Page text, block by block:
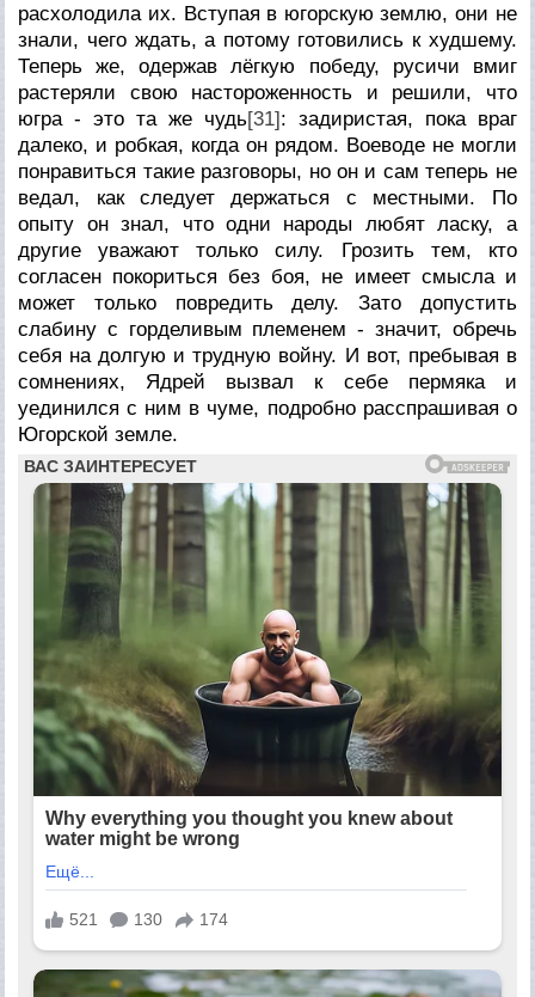
расхолодила их. Вступая в югорскую землю, они не
знали, чего ждать, а потому готовились к худшему.
Теперь же, одержав лёгкую победу, русичи вмиг
растеряли свою настороженность и решили, что
югра - это та же чудь[31]: задиристая, пока враг
далеко, и робкая, когда он рядом. Воеводе не могли
понравиться такие разговоры, но он и сам теперь не
ведал, как следует держаться с местными. По
опыту он знал, что одни народы любят ласку, а
другие уважают только силу. Грозить тем, кто
согласен покориться без боя, не имеет смысла и
может только повредить делу. Зато допустить
слабину с горделивым племенем - значит, обречь
себя на долгую и трудную войну. И вот, пребывая в
сомнениях, Ядрей вызвал к себе пермяка и
уединился с ним в чуме, подробно расспрашивая о
Югорской земле.